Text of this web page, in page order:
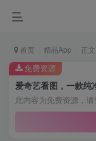
首页 精品App 正文
爱奇艺看图，一款纯
此内容为免费资源，
免费资源